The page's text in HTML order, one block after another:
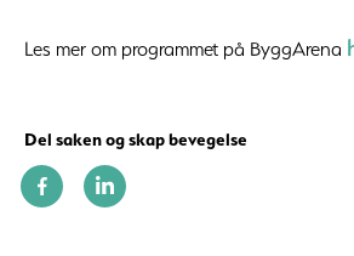
Les mer om programmet på ByggArena
Del saken og skap bevegelse